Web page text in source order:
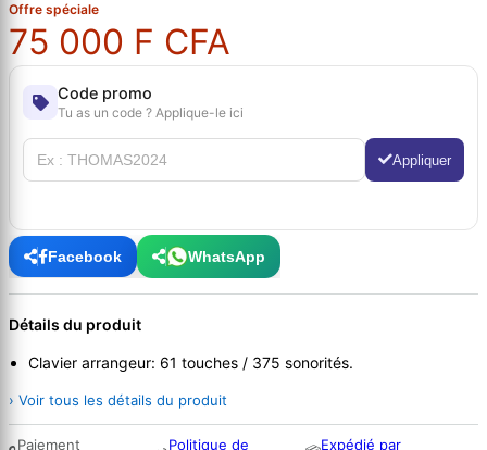
Offre spéciale
75 000 F CFA
Code promo
Tu as un code ? Applique-le ici
Appliquer
Facebook WhatsApp
Détails du produit
Clavier arrangeur: 61 touches / 375 sonorités.
› Voir tous les détails du produit
Paiement
Politique de
Expédié par